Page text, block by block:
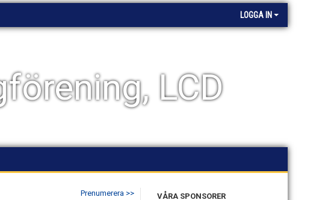
LOGGA IN
LCD
Prenumerera >> VÅRA SPONSORER